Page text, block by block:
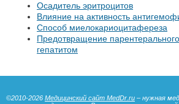
Осадитель эритроцитов
Влияние на активность
Способ миелокариоцитафереза
Предотвращение
гепатитом
©2010-2026 Медицинский сайт MedDr.ru – нужная